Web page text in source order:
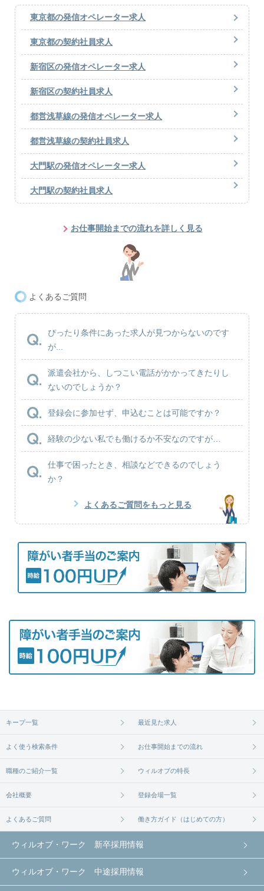
東京都の発信オペレーター求人
東京都の契約社員求人
新宿区の発信オペレーター求人
新宿区の契約社員求人
都営浅草線の発信オペレーター求人
都営浅草線の契約社員求人
大門駅の発信オペレーター求人
大門駅の契約社員求人
お仕事開始までの流れを詳しく見る
よくあるご質問
ぴったり条件にあった求人が見つからないのです
が...
派遣会社から、しつこい電話がかかってきたりし
ないのでしょうか？
登録会に参加せず、申込むことは可能ですか？
経験の少ない私でも働けるか不安なのですが…
仕事で困ったとき、相談などできるのでしょう
か？
よくあるご質問をもっと見る
キープ一覧 最近見た求人
よく使う検索条件 お仕事開始までの流れ
職種のご紹介一覧 ウィルオブの特長
会社概要 登録会場一覧
よくあるご質問 働き方ガイド（はじめての方）
ウィルオブ・ワーク 新卒採用情報
ウィルオブ・ワーク 中途採用情報